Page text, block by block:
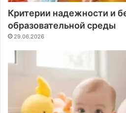
Критерии надежности и
образовательной среды
29.06.2026